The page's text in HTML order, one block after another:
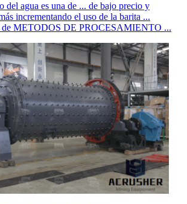
del agua es una de ... de bajo precio y
incrementando el uso de la barita ...
de METODOS DE PROCESAMIENTO ...